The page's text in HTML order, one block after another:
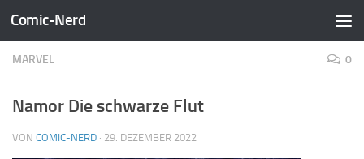
Zum Inhalt springen
Comic-Nerd
MARVEL 0
Namor Die schwarze Flut
VON COMIC-NERD · 29. DEZEMBER 2022